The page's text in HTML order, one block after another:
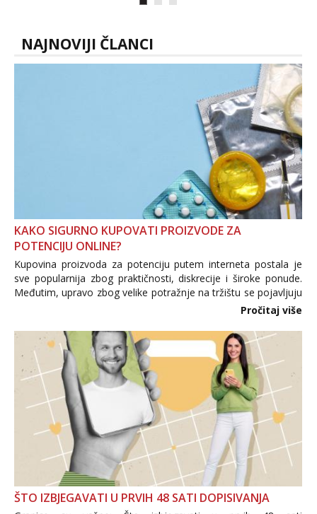
NAJNOVIJI ČLANCI
KAKO SIGURNO KUPOVATI PROIZVODE ZA
POTENCIJU ONLINE?
Kupovina proizvoda za potenciju putem interneta postala je
sve popularnija zbog praktičnosti, diskrecije i široke ponude.
Međutim, upravo zbog velike potražnje na tržištu se pojavljuju
i brojni krivotvoreni proizvodi, nepouzdane internetske
Pročitaj više
ŠTO IZBJEGAVATI U PRVIH 48 SATI DOPISIVANJA